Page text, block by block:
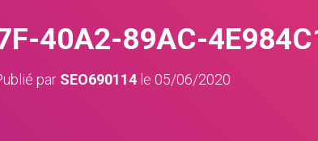
40A2-89AC-
par SEO690114le 05/06/2020